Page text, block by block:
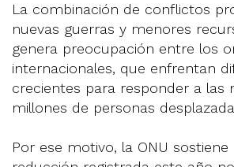
La combinación de conflictos
nuevas guerras y menores
genera preocupación entre los
internacionales, que enfrentan
crecientes para responder a las
millones de personas
Por ese motivo, la ONU sostiene